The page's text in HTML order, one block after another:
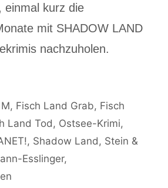
einmal kurz die
mit SHADOW LAND
nachzuholen.
, Fisch Land Grab, Fisch
Land Tod , Ostsee-Krimi,
, Shadow Land , Stein &
Esslinger,